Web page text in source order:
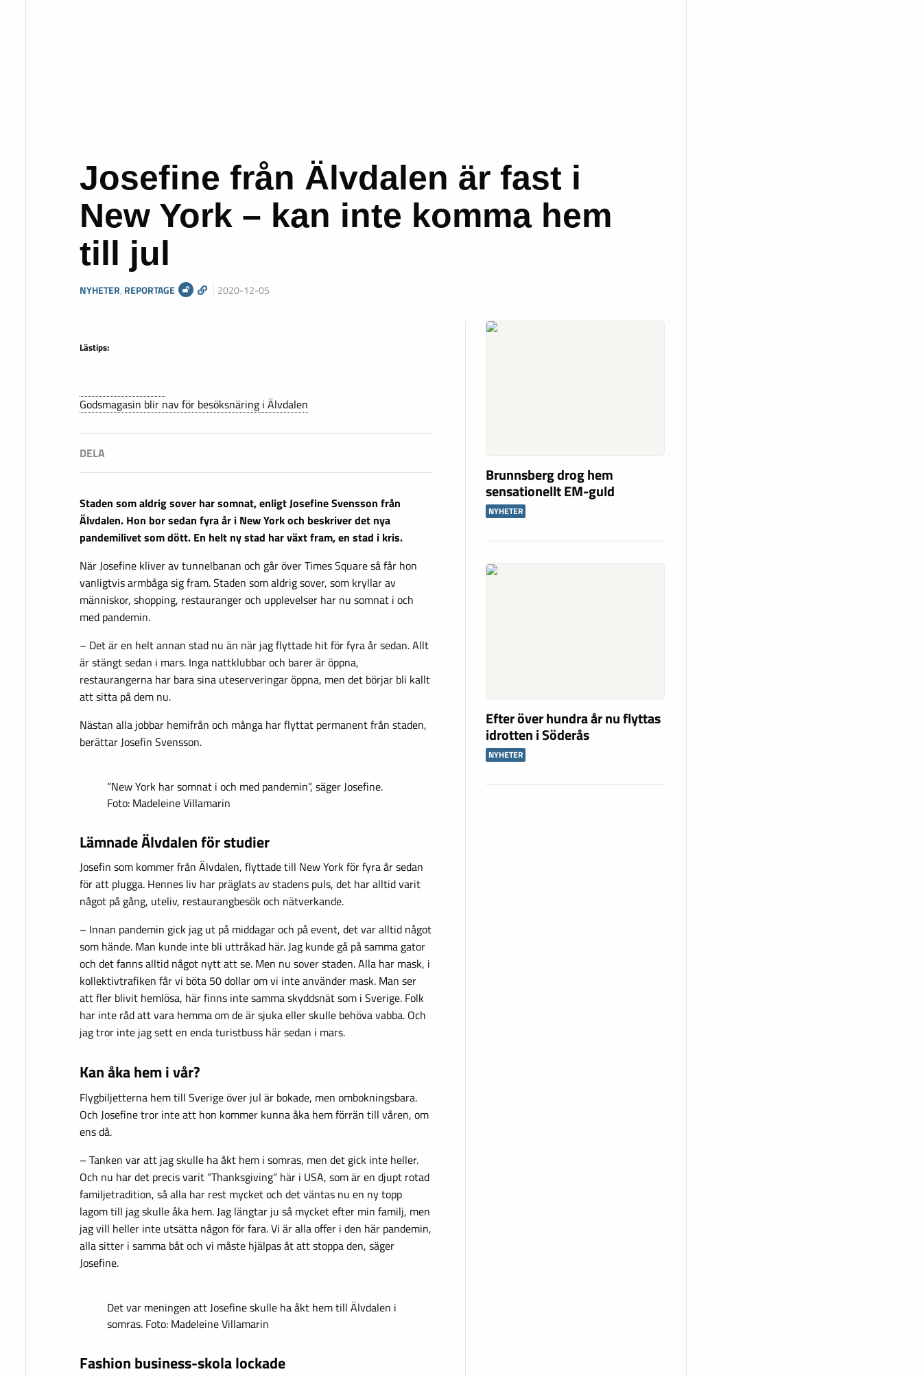
Josefine från Älvdalen är fast i
New York – kan inte komma hem
till jul
NYHETER, REPORTAGE 2020-12-05
Lästips:
Godsmagasin blir nav för besöksnäring i Älvdalen
Staden som aldrig sover har somnat, enligt Josefine Svensson från
Älvdalen. Hon bor sedan fyra år i New York och beskriver det nya
pandemilivet som dött. En helt ny stad har växt fram, en stad i kris.
När Josefine kliver av tunnelbanan och går över Times Square så får hon
vanligtvis armbåga sig fram. Staden som aldrig sover, som kryllar av
människor, shopping, restauranger och upplevelser har nu somnat i och
med pandemin.
– Det är en helt annan stad nu än när jag flyttade hit för fyra år sedan. Allt
är stängt sedan i mars. Inga nattklubbar och barer är öppna,
restaurangerna har bara sina uteserveringar öppna, men det börjar bli kallt
att sitta på dem nu.
Nästan alla jobbar hemifrån och många har flyttat permanent från staden,
berättar Josefin Svensson.
”New York har somnat i och med pandemin”, säger Josefine.
Foto: Madeleine Villamarin
Lämnade Älvdalen för studier
Josefin som kommer från Älvdalen, flyttade till New York för fyra år sedan
för att plugga. Hennes liv har präglats av stadens puls, det har alltid varit
något på gång, uteliv, restaurangbesök och nätverkande.
– Innan pandemin gick jag ut på middagar och på event, det var alltid något
som hände. Man kunde inte bli uttråkad här. Jag kunde gå på samma gator
och det fanns alltid något nytt att se. Men nu sover staden. Alla har mask, i
kollektivtrafiken får vi böta 50 dollar om vi inte använder mask. Man ser
att fler blivit hemlösa, här finns inte samma skyddsnät som i Sverige. Folk
har inte råd att vara hemma om de är sjuka eller skulle behöva vabba. Och
jag tror inte jag sett en enda turistbuss här sedan i mars.
Kan åka hem i vår?
Flygbiljetterna hem till Sverige över jul är bokade, men ombokningsbara.
Och Josefine tror inte att hon kommer kunna åka hem förrän till våren, om
ens då.
– Tanken var att jag skulle ha åkt hem i somras, men det gick inte heller.
Och nu har det precis varit ”Thanksgiving” här i USA, som är en djupt rotad
familjetradition, så alla har rest mycket och det väntas nu en ny topp
lagom till jag skulle åka hem. Jag längtar ju så mycket efter min familj, men
jag vill heller inte utsätta någon för fara. Vi är alla offer i den här pandemin,
alla sitter i samma båt och vi måste hjälpas åt att stoppa den, säger
Josefine.
Det var meningen att Josefine skulle ha åkt hem till Älvdalen i
somras. Foto: Madeleine Villamarin
Fashion business-skola lockade
Brunnsberg drog hem
sensationellt EM-guld
NYHETER
Efter över hundra år nu flyttas
idrotten i Söderås
NYHETER